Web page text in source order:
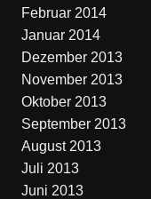
Februar 2014
Januar 2014
Dezember 2013
November 2013
Oktober 2013
September 2013
August 2013
Juli 2013
Juni 2013